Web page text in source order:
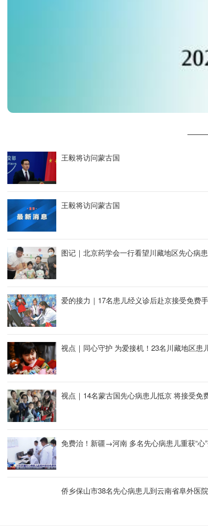
为保障患儿顺利抵京，尽快入院接受治疗，北京首都国际机
王毅将访问蒙古国
王毅将访问蒙古国
图记｜北京药学会一行看望川藏地区先心病
爱的接力｜17名患儿经义诊后赴京接受免费
视点｜同心守护 为爱接机！23名川藏地区患
视点｜14名蒙古国先心病
免费治！新疆→河南 多名先心病患儿重获“心
侨乡保山市38名先心病患儿到云南省阜外医